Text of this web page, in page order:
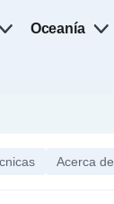
Oceanía
Acerca de